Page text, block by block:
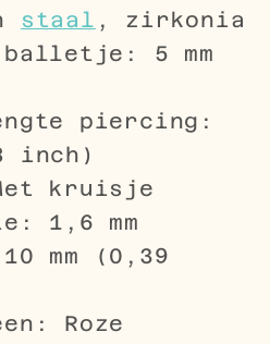
staal , zirkonia
balletje: 5 mm
piercing:
inch)
kruisje
1,6 mm
mm (0,39
Roze